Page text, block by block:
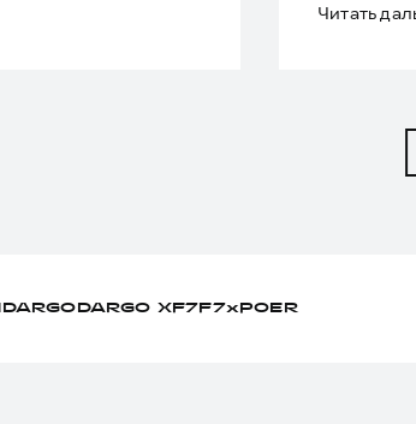
Читать
DARGO DARGO Х F7 F7x POER